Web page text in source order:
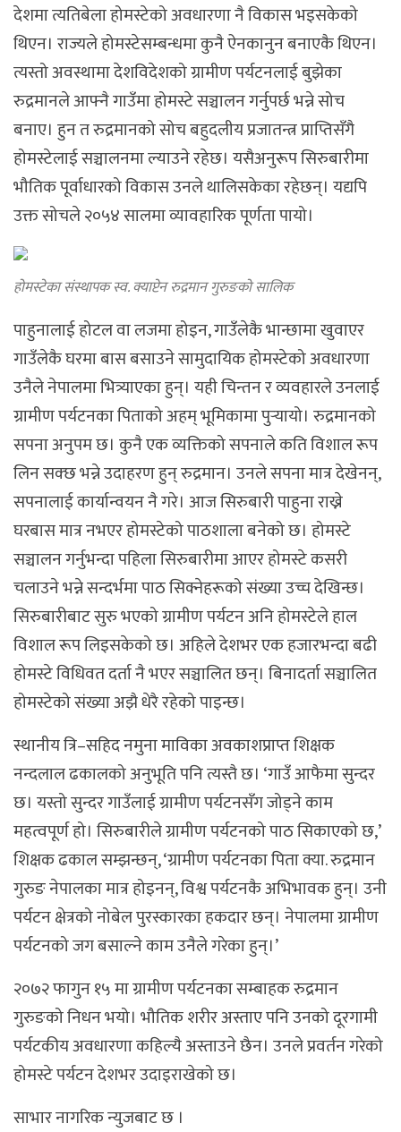
देशमा त्यतिबेला होमस्टेको अवधारणा नै विकास भइसकेको
थिएन। राज्यले होमस्टेसम्बन्धमा कुनै ऐनकानुन बनाएकै थिएन।
त्यस्तो अवस्थामा देशविदेशको ग्रामीण पर्यटनलाई बुझेका
रुद्रमानले आफ्नै गाउँमा होमस्टे सञ्चालन गर्नुपर्छ भन्ने सोच
बनाए। हुन त रुद्रमानको सोच बहुदलीय प्रजातन्त्र प्राप्तिसँगै
होमस्टेलाई सञ्चालनमा ल्याउने रहेछ। यसैअनुरूप सिरुबारीमा
भौतिक पूर्वाधारको विकास उनले थालिसकेका रहेछन्। यद्यपि
उक्त सोचले २०५४ सालमा व्यावहारिक पूर्णता पायो।
होमस्टेका संस्थापक स्व. क्याप्टेन रुद्रमान गुरुङको सालिक
पाहुनालाई होटल वा लजमा होइन, गाउँलेकै भान्छामा खुवाएर
गाउँलेकै घरमा बास बसाउने सामुदायिक होमस्टेको अवधारणा
उनैले नेपालमा भित्र्याएका हुन्। यही चिन्तन र व्यवहारले उनलाई
ग्रामीण पर्यटनका पिताको अहम् भूमिकामा पुर्‍यायो। रुद्रमानको
सपना अनुपम छ। कुनै एक व्यक्तिको सपनाले कति विशाल रूप
लिन सक्छ भन्ने उदाहरण हुन् रुद्रमान। उनले सपना मात्र देखेनन्,
सपनालाई कार्यान्वयन नै गरे। आज सिरुबारी पाहुना राख्ने
घरबास मात्र नभएर होमस्टेको पाठशाला बनेको छ। होमस्टे
सञ्चालन गर्नुभन्दा पहिला सिरुबारीमा आएर होमस्टे कसरी
चलाउने भन्ने सन्दर्भमा पाठ सिक्नेहरूको संख्या उच्च देखिन्छ।
सिरुबारीबाट सुरु भएको ग्रामीण पर्यटन अनि होमस्टेले हाल
विशाल रूप लिइसकेको छ। अहिले देशभर एक हजारभन्दा बढी
होमस्टे विधिवत दर्ता नै भएर सञ्चालित छन्। बिनादर्ता सञ्चालित
होमस्टेको संख्या अझै धेरै रहेको पाइन्छ।
स्थानीय त्रि–सहिद नमुना माविका अवकाशप्राप्त शिक्षक
नन्दलाल ढकालको अनुभूति पनि त्यस्तै छ। ‘गाउँ आफैमा सुन्दर
छ। यस्तो सुन्दर गाउँलाई ग्रामीण पर्यटनसँग जोड्ने काम
महत्वपूर्ण हो। सिरुबारीले ग्रामीण पर्यटनको पाठ सिकाएको छ,’
शिक्षक ढकाल सम्झन्छन्, ‘ग्रामीण पर्यटनका पिता क्या. रुद्रमान
गुरुङ नेपालका मात्र होइनन्, विश्व पर्यटनकै अभिभावक हुन्। उनी
पर्यटन क्षेत्रको नोबेल पुरस्कारका हकदार छन्। नेपालमा ग्रामीण
पर्यटनको जग बसाल्ने काम उनैले गरेका हुन्।’
२०७२ फागुन १५ मा ग्रामीण पर्यटनका सम्बाहक रुद्रमान
गुरुङको निधन भयो। भौतिक शरीर अस्ताए पनि उनको दूरगामी
पर्यटकीय अवधारणा कहिल्यै अस्ताउने छैन। उनले प्रवर्तन गरेको
होमस्टे पर्यटन देशभर उदाइराखेको छ।
साभार नागरिक न्युजबाट छ ।